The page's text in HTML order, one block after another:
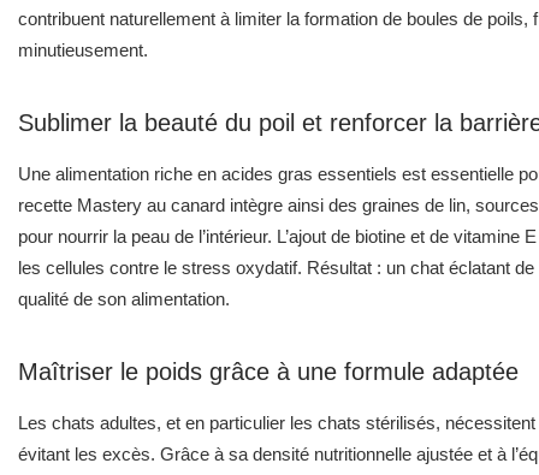
contribuent naturellement à limiter la formation de boules de
minutieusement.
Sublimer la beauté du poil et renforcer la
Une alimentation riche en acides gras essentiels est essentielle
recette Mastery au canard intègre ainsi des graines de lin,
pour nourrir la peau de l’intérieur. L’ajout de biotine et de
les cellules contre le stress oxydatif. Résultat : un chat éclatant
qualité de son alimentation.
Maîtriser le poids grâce à une formule adaptée
Les chats adultes, et en particulier les chats stérilisés,
évitant les excès. Grâce à sa densité nutritionnelle ajustée et à